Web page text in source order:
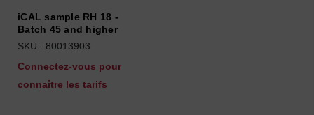
iCAL sample RH 18 -
Batch 45 and higher
SKU : 80013903
Connectez-vous pour
connaître les tarifs